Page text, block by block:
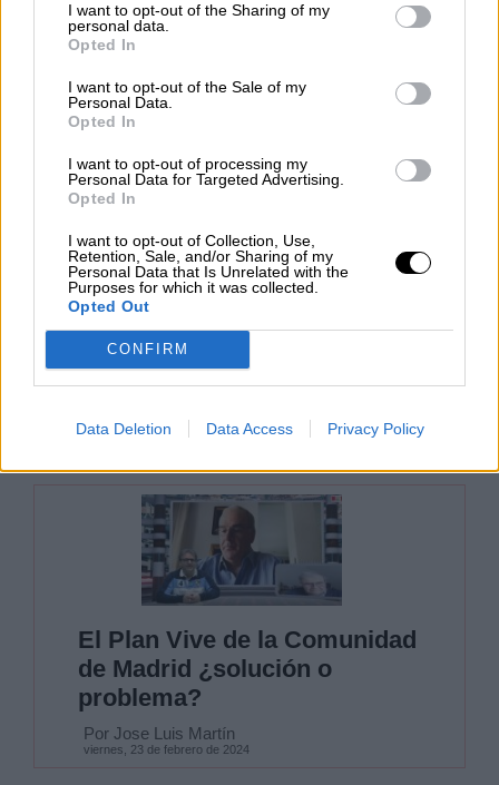
I want to opt-out of the Sharing of my
personal data.
Opted In
I want to opt-out of the Sale of my
Personal Data.
Opted In
I want to opt-out of processing my
Personal Data for Targeted Advertising.
Opted In
I want to opt-out of Collection, Use,
Retention, Sale, and/or Sharing of my
Personal Data that Is Unrelated with the
Purposes for which it was collected.
Opted Out
CONFIRM
Data Deletion Data Access Privacy Policy
Por Jose Luis Martín
viernes, 8 de marzo de 2024
Analizamos el nuevo Índice de
Precios de Referencia
Por Jose Luis Martín
El Plan Vive de la Comunidad
de Madrid ¿solución o
problema?
Por Jose Luis Martín
viernes, 23 de febrero de 2024